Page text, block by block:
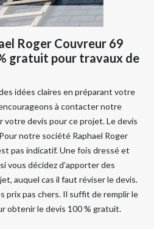
Roger Couvreur 69
gratuit pour travaux de
idées claires en préparant votre
à contacter notre
votre devis pour ce projet. Le devis
notre société Raphael Roger
pas indicatif. Une fois dressé et
vous décidez d’apporter des
auquel cas il faut réviser le devis.
prix pas chers. Il suffit de remplir le
obtenir le devis 100 % gratuit.